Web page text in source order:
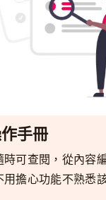
手冊
時可查閱，從內容
擔心功能不熟悉